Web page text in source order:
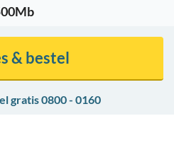
gratis 0800 - 0160
& bestel